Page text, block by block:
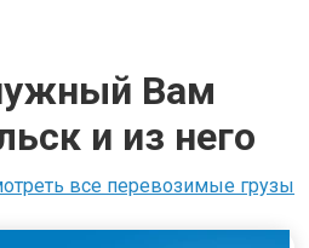
Вам
и из него
все перевозимые грузы